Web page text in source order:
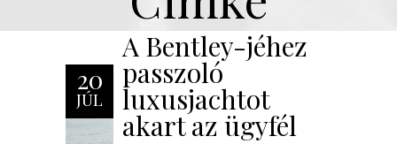
20
JÚL
A Bentley-jéhez
passzoló
luxusjachtot
akart az ügyfél